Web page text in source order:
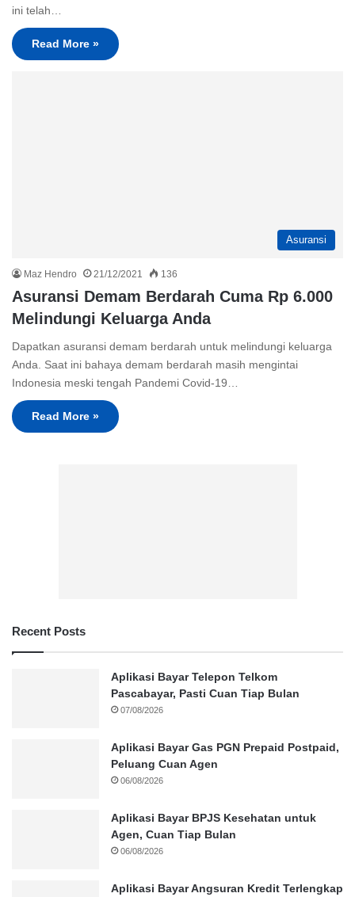
ini telah…
Read More »
Asuransi
Maz Hendro 21/12/2021 136
Asuransi Demam Berdarah Cuma Rp 6.000
Melindungi Keluarga Anda
Dapatkan asuransi demam berdarah untuk melindungi keluarga
Anda. Saat ini bahaya demam berdarah masih mengintai
Indonesia meski tengah Pandemi Covid-19…
Read More »
Recent Posts
Aplikasi Bayar Telepon Telkom
Pascabayar, Pasti Cuan Tiap Bulan
07/08/2026
Aplikasi Bayar Gas PGN Prepaid Postpaid,
Peluang Cuan Agen
06/08/2026
Aplikasi Bayar BPJS Kesehatan untuk
Agen, Cuan Tiap Bulan
06/08/2026
Aplikasi Bayar Angsuran Kredit Terlengkap